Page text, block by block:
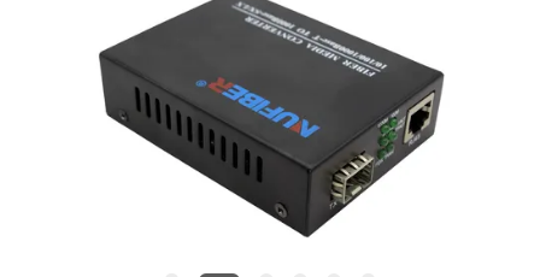
DATENSCHUTZRICHTLINIE